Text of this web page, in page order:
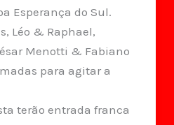
Esperança do Sul.
Léo & Raphael,
Menotti & Fabiano
para agitar a
terão entrada franca